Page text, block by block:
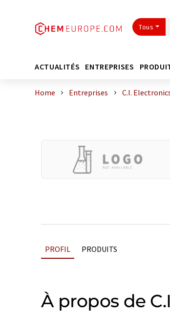
Tous
ACTUALITÉS ENTREPRISES
Home Entreprises C.I.
PROFIL PRODUITS
À propos de